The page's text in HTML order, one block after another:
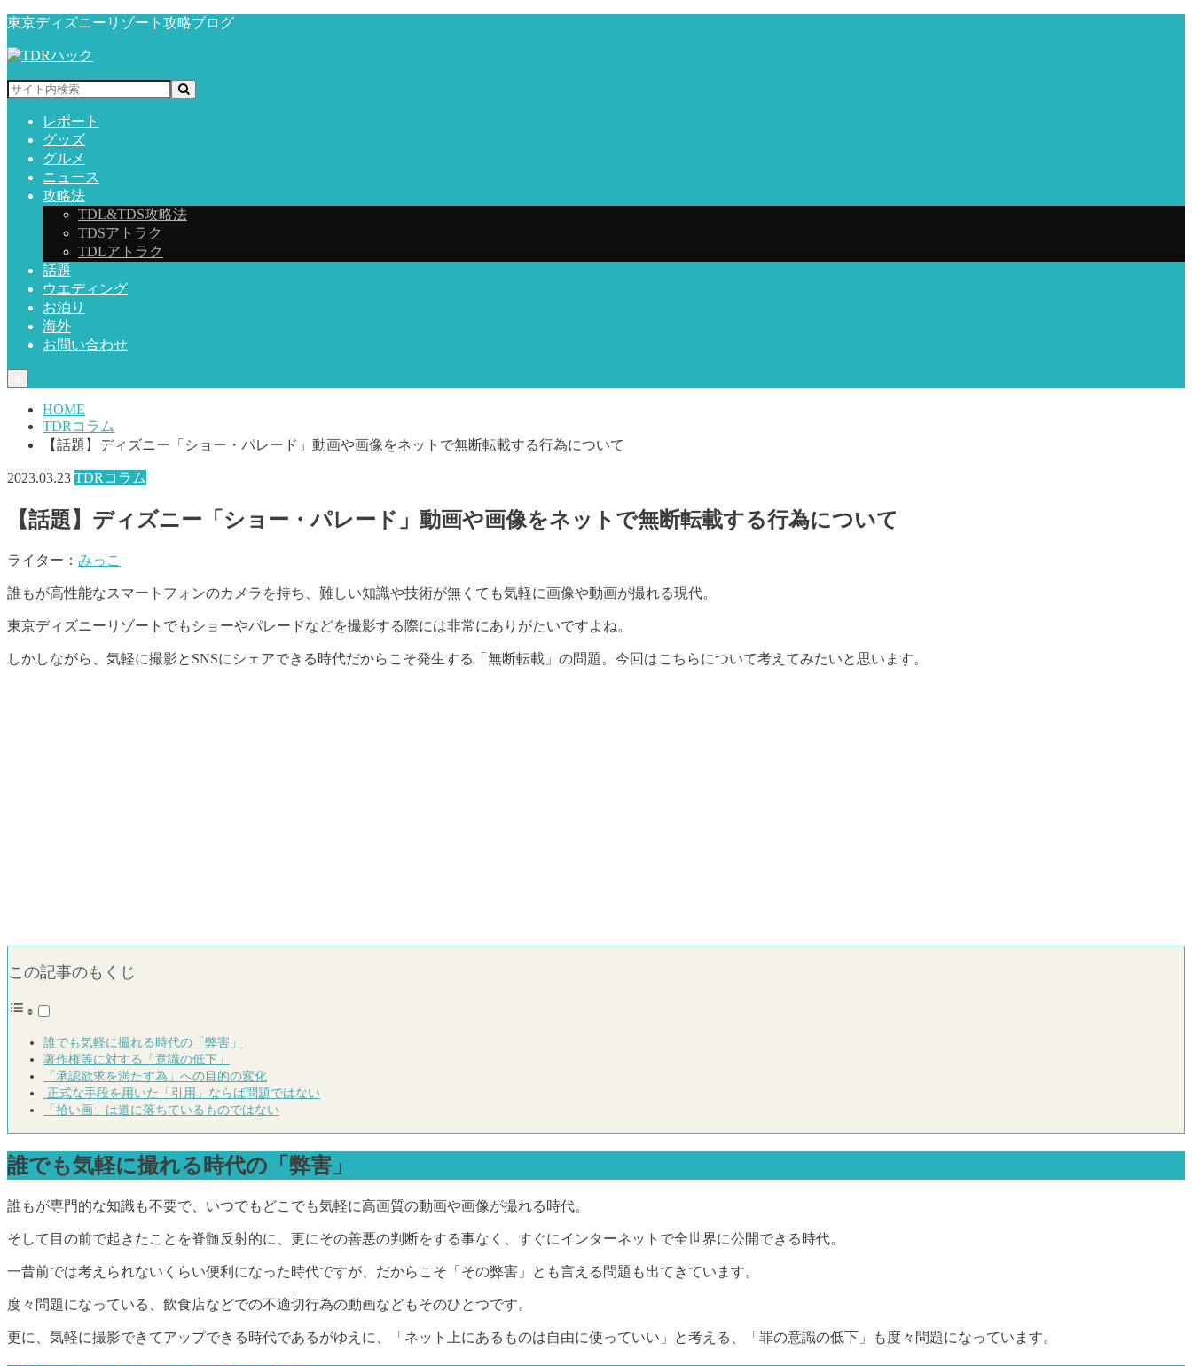
東京ディズニーリゾート攻略ブログ
レポート
グッズ
グルメ
ニュース
攻略法
TDL&TDS攻略法
TDSアトラク
TDLアトラク
話題
ウエディング
お泊り
海外
お問い合わせ
HOME
TDRコラム
【話題】ディズニー「ショー・パレード」動画や画像をネットで無断転載する行為について
2023.03.23 TDRコラム
【話題】ディズニー「ショー・パレード」動画や画像をネットで無断転載する行為について
ライター： みっこ
誰もが高性能なスマートフォンのカメラを持ち、難しい知識や技術が無くても気軽に画像や動画が撮れる現代。
東京ディズニーリゾートでもショーやパレードなどを撮影する際には非常にありがたいですよね。
しかしながら、気軽に撮影とSNSにシェアできる時代だからこそ発生する「無断転載」の問題。今回はこちらについて考えてみたいと思います。
この記事のもくじ
誰でも気軽に撮れる時代の「弊害」
著作権等に対する「意識の低下」
「承認欲求を満たす為」への目的の変化
正式な手段を用いた「引用」ならば問題ではない
「拾い画」は道に落ちているものではない
誰でも気軽に撮れる時代の「弊害」
誰もが専門的な知識も不要で、いつでもどこでも気軽に高画質の動画や画像が撮れる時代。
そして目の前で起きたことを脊髄反射的に、更にその善悪の判断をする事なく、すぐにインターネットで全世界に公開できる時代。
一昔前では考えられないくらい便利になった時代ですが、だからこそ「その弊害」とも言える問題も出てきています。
度々問題になっている、飲食店などでの不適切行為の動画などもそのひとつです。
更に、気軽に撮影できてアップできる時代であるがゆえに、「ネット上にあるものは自由に使っていい」と考える、「罪の意識の低下」も度々問題になっています。